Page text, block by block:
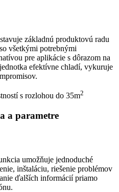
základnú produktovú radu
všetkými potrebnými
pre aplikácie s dôrazom na
efektívne chladí, vykuruje
s rozlohou do 35m2
a parametre
umožňuje jednoduché
inštaláciu, riešenie problémov
ďalších informácií priamo